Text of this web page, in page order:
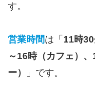
す。
営業時間は「 11時
～16時（カフェ）
ー）
」です。